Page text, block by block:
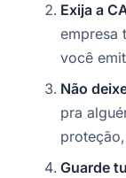
Exija a
empresa
você
Não
pra
Guarde